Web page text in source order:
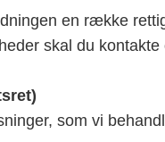
en række
skal du
som vi